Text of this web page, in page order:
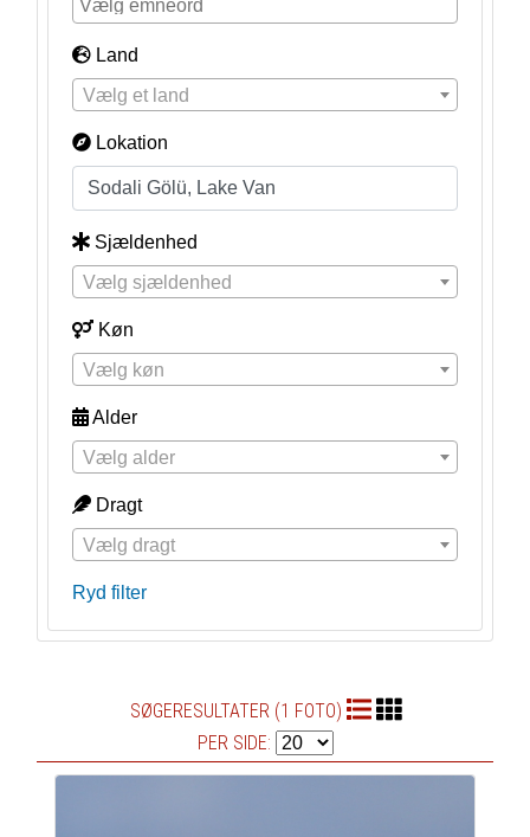
Land
Vælg et land
Lokation
Sjældenhed
Vælg sjældenhed
Køn
Vælg køn
Alder
Vælg alder
Dragt
Vælg dragt
Ryd filter
SØGERESULTATER (1 FOTO)
PER SIDE: